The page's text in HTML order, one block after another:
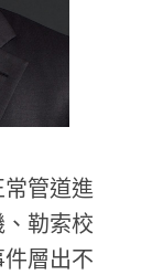
管道進
勒索校
層出不